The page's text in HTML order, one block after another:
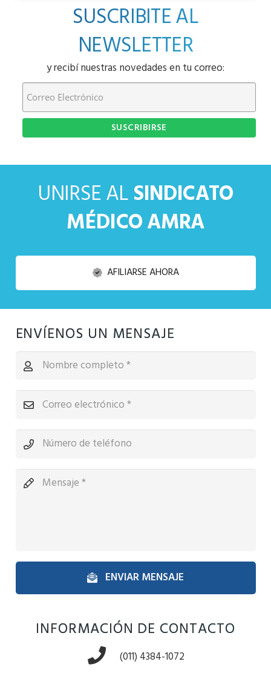
SUSCRIBITE AL
NEWSLETTER
y recibí nuestras novedades en tu correo:
UNIRSE ALSINDICATO
MÉDICO AMRA
AFILIARSE AHORA
ENVÍENOS UN MENSAJE
ENVIAR MENSAJE
INFORMACIÓN DE CONTACTO
(011) 4384-1072